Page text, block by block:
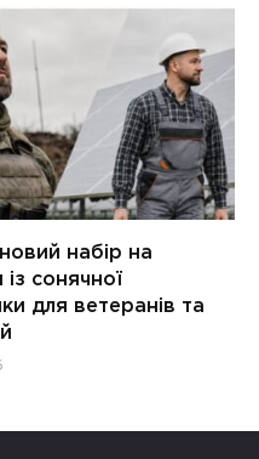
набір на
сонячної
для ветеранів та